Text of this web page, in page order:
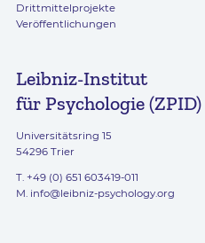
Drittmittelprojekte
Veröffentlichungen
Leibniz-Institut
für Psychologie (ZPID)
Universitätsring 15
54296 Trier
T. +49 (0) 651 603419-011
M. info@leibniz-psychology.org